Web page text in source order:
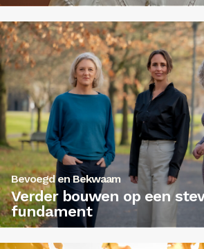
Bevoegd en Bekwaam
Verder bouwen op een
fundament